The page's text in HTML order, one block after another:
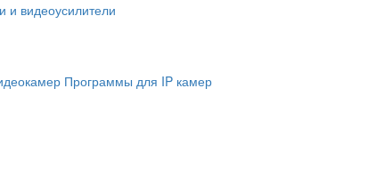
и видеоусилители
Программы для IP камер